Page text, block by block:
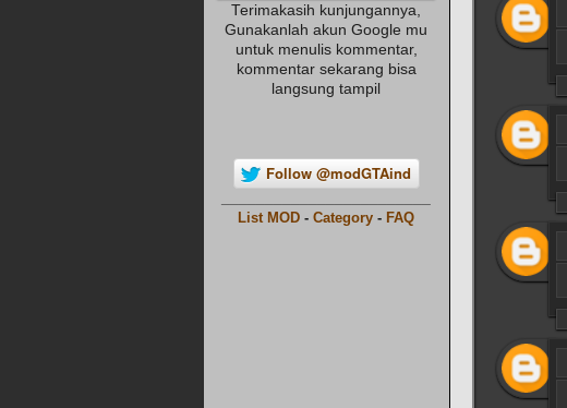
Terimakasih kunjungannya,
Gunakanlah akun Google mu
untuk menulis kommentar,
kommentar sekarang bisa
langsung tampil
Follow @modGTAind
List MOD - Category - FAQ